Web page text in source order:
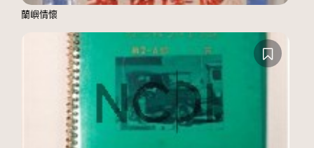
蘭嶼情懷